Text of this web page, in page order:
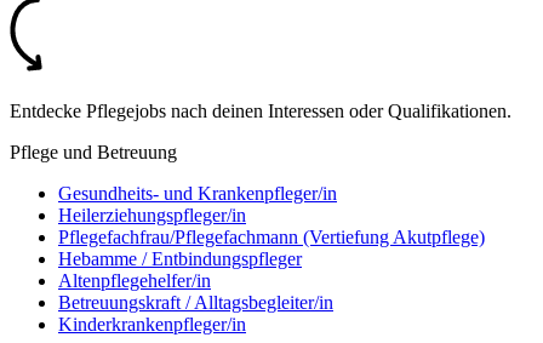
Entdecke Pflegejobs nach deinen Interessen oder Qualifikationen.
Pflege und Betreuung
Gesundheits- und Krankenpfleger/in
Heilerziehungspfleger/in
Pflegefachfrau/Pflegefachmann (Vertiefung Akutpflege)
Hebamme / Entbindungspfleger
Altenpflegehelfer/in
Betreuungskraft / Alltagsbegleiter/in
Kinderkrankenpfleger/in